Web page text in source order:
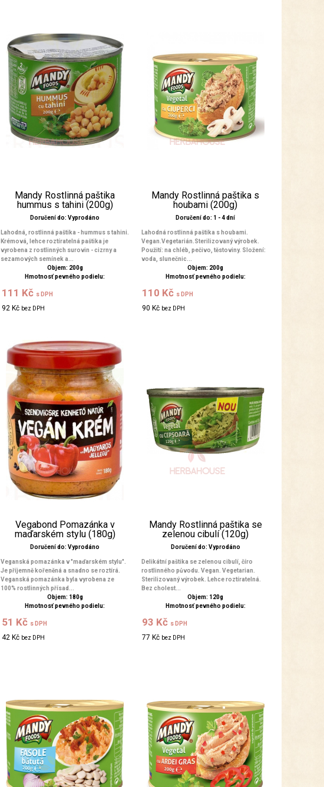
Mandy Rostlinná paštika
hummus s tahini (200g)
Doručení do: Vyprodáno
Lahodná, rostlinná paštika - hummus s tahini.
Krémová, lehce roztíratelná paštika je
vyrobena z rostlinných surovin - cizrny a
sezamových semínek a...
Objem: 200g
Hmotnosť pevného podielu:
111 Kč s DPH
92 Kč bez DPH
Mandy Rostlinná paštika s
houbami (200g)
Doručení do: 1 - 4 dní
Lahodná rostlinná paštika s houbami.
Vegan.Vegetarián.Sterilizovaný výrobek.
Použití: na chléb, pečivo, těstoviny. Složení:
voda, slunečnic...
Objem: 200g
Hmotnosť pevného podielu:
110 Kč s DPH
90 Kč bez DPH
Vegabond Pomazánka v
maďarském stylu (180g)
Doručení do: Vyprodáno
Veganská pomazánka v "maďarském stylu".
Je příjemně kořeněná a snadno se roztírá.
Veganská pomazánka byla vyrobena ze
100% rostlinných přísad...
Objem: 180g
Hmotnosť pevného podielu:
51 Kč s DPH
42 Kč bez DPH
Mandy Rostlinná paštika se
zelenou cibulí (120g)
Doručení do: Vyprodáno
Delikátní paštika se zelenou cibulí, číro
rostlinného původu. Vegan. Vegetarian.
Sterilizovaný výrobek. Lehce roztíratelná.
Bez cholest...
Objem: 120g
Hmotnosť pevného podielu:
93 Kč s DPH
77 Kč bez DPH